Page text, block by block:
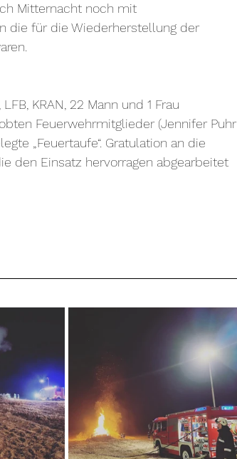
Mitternacht noch mit
die für die Wiederherstellung der
KRAN, 22 Mann und 1 Frau
Feuerwehrmitglieder (Jennifer Puhr
„Feuertaufe“. Gratulation an die
den Einsatz hervorragen abgearbeitet